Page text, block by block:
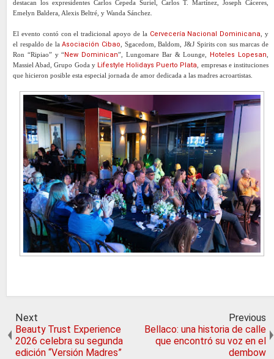
destacan los expresidentes Carlos Cepeda Suriel, Carlos T. Martínez, Joseph Cáceres,
Emelyn Baldera, Alexis Beltré, y Wanda Sánchez.
El evento contó con el tradicional apoyo de la Cervecería Nacional Dominicana , y
el respaldo de laAsociación Cibao , Sgacedom, Baldom, J&J Spirits con sus marcas de
Ron “Ripiao” y “New Dominican”, Lungomare Bar & Lounge, Hoteles Lopesan
Massiel Abad, Grupo Goda y Lifestyle Holidays Puerto Plata , empresas e instituciones
que hicieron posible esta especial jornada de amor dedicada a las madres acroartistas.
Next
Beauty Trust Experience
2026 celebra su segunda
edición “Versión Madres”
Previous
Bellaco: una historia de calle
que encontró su voz en el
dembow